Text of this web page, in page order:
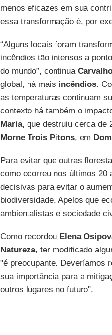
menos eficazes em sua
essa transformação é, por
“Alguns locais foram
incêndios tão intensos a
do mundo”, continua
global, há mais incêndios.
as temperaturas continuam
contexto há também o
Maria, que destruiu cerca de
Morne Trois Pitons, em
Para evitar que outras
como ocorreu nos últimos 20
decisivas para evitar o
biodiversidade. Apelos que
ambientalistas e sociedade
Como recordou Elena
Natureza, ter modificado
"é preocupante. Deveríamos
sua importância para a
outros lugares no futuro".